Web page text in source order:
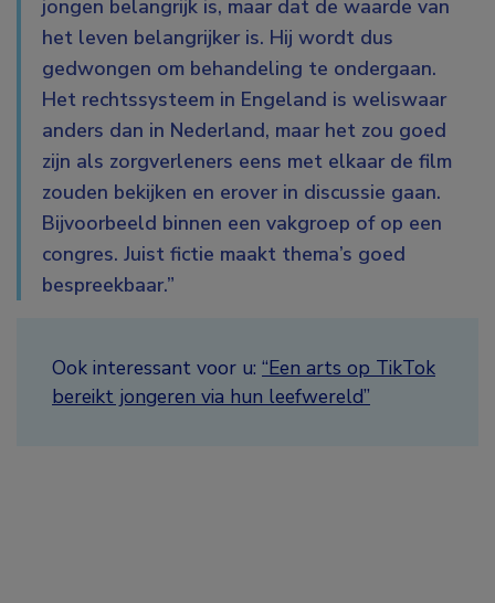
jongen belangrijk is, maar dat de waarde van
het leven belangrijker is. Hij wordt dus
gedwongen om behandeling te ondergaan.
Het rechtssysteem in Engeland is weliswaar
anders dan in Nederland, maar het zou goed
zijn als zorgverleners eens met elkaar de film
zouden bekijken en erover in discussie gaan.
Bijvoorbeeld binnen een vakgroep of op een
congres. Juist fictie maakt thema’s goed
bespreekbaar.”
Ook interessant voor u: “Een arts op TikTok
bereikt jongeren via hun leefwereld”